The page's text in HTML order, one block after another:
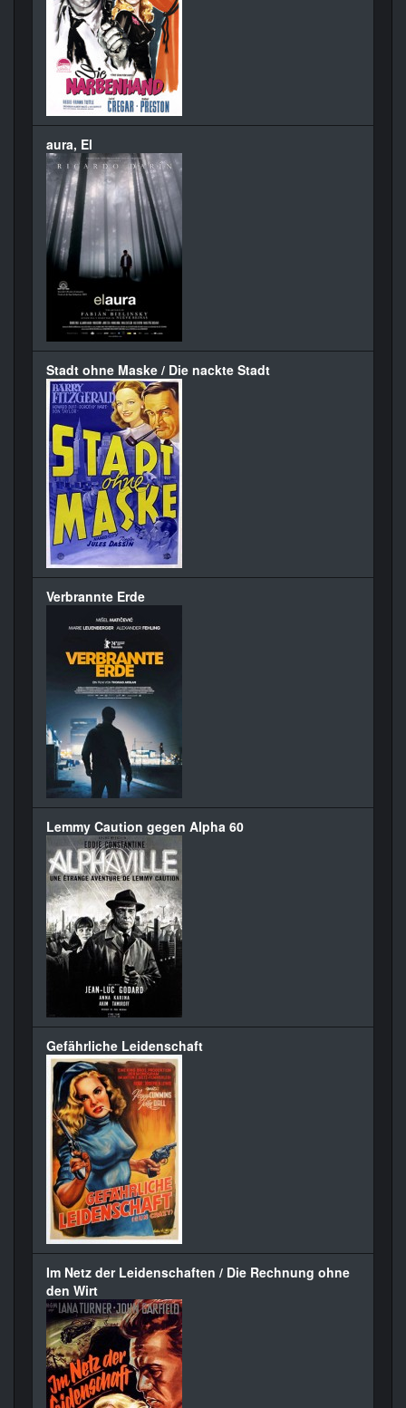
aura, El
Stadt ohne Maske / Die nackte Stadt
Verbrannte Erde
Lemmy Caution gegen Alpha 60
Gefährliche Leidenschaft
Im Netz der Leidenschaften / Die Rechnung ohne
den Wirt